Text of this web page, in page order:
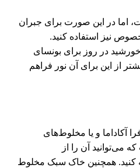
اما در این صورت برای جبران
نیز استفاده کنید.
نور خورشید در روز برای بونسای
از این برای آن نور فراهم
آکاداما و یا مخلوط‌های
می‌توانید آن را از
کنید. همچنین خاک سبک مخلوط